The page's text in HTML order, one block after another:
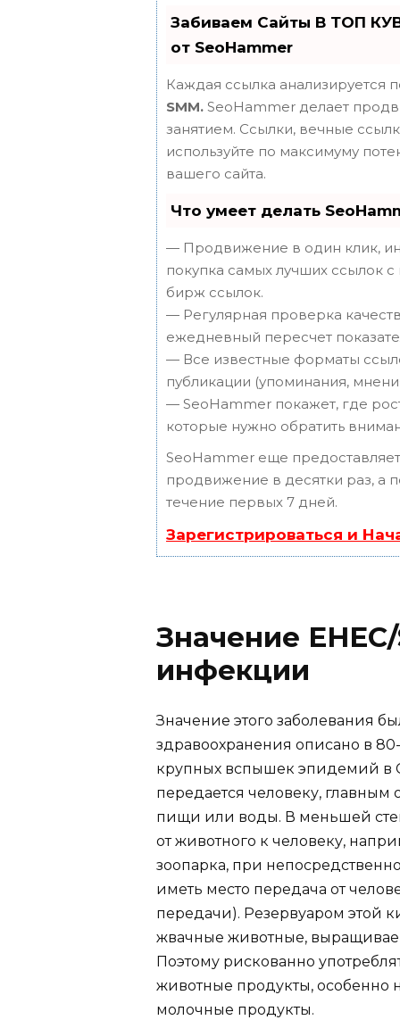
Забиваем Сайты В ТОП
от SeoHammer
Каждая ссылка анализируется
SMM. SeoHammer делает
занятием. Ссылки, вечные
используйте по максимуму
вашего сайта.
Что умеет делать
— Продвижение в один клик,
покупка самых лучших ссылок
бирж ссылок.
— Регулярная проверка
ежедневный пересчет
— Все известные форматы
публикации (упоминания,
— SeoHammer покажет, где
которые нужно обратить
SeoHammer еще
продвижение в десятки раз, а
течение первых 7 дней.
Зарегистрироваться и
Значение
инфекции
Значение этого заболевания
здравоохранения описано в
крупных вспышек эпидемий в
передается человеку,
пищи или воды. В меньшей
от животного к человеку,
зоопарка, при
иметь место передача от
передачи). Резервуаром этой
жвачные животные,
Поэтому рискованно
животные продукты, особенно
молочные продукты.